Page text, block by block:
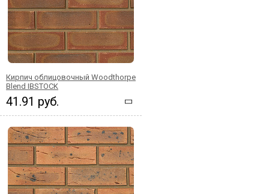
Кирпич облицовочный Woodthorpe
Blend IBSTOCK
41.91 руб.